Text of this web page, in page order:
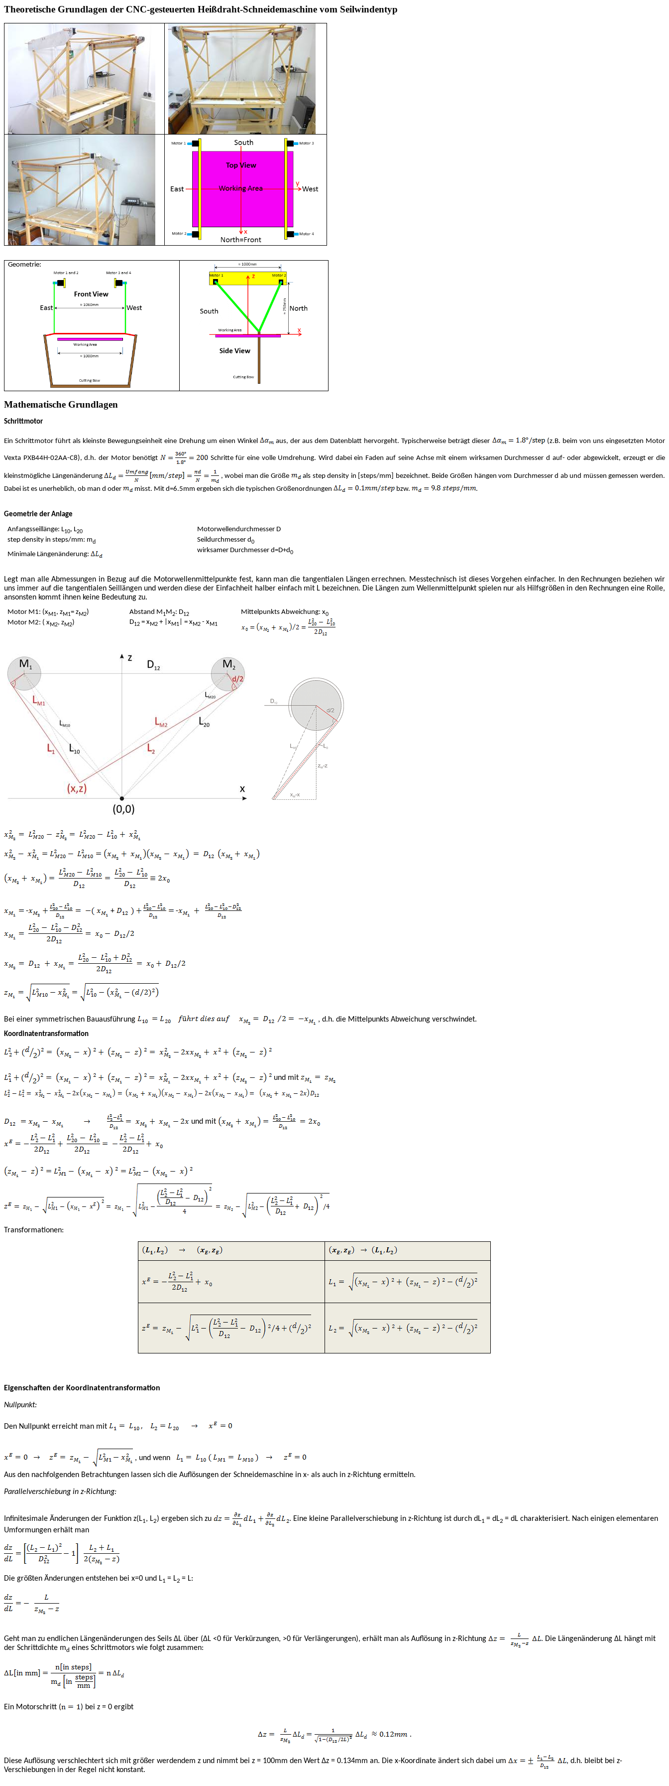
Theoretische Grundlagen der CNC-gesteuerten Heißdraht-Schneidemaschine vom Seilwindentyp
Geometrie:
Mathematische Grundlagen
Schrittmotor
Ein Schrittmotor führt als kleinste Bewegungseinheit eine Drehung um einen Winkel aus, der aus dem Datenblatt hervorgeht. Typischerweise beträgt dieser (z.B. beim von uns eingesetzten Motor
Vexta PXB44H-02AA-C8), d.h. der Motor benötigt Schritte für eine volle Umdrehung. Wird dabei ein Faden auf seine Achse mit einem wirksamen Durchmesser d auf- oder abgewickelt, erzeugt er die
kleinstmögliche Längenänderung , wobei man die Größe
als step density in [steps/mm] bezeichnet. Beide Größen hängen vom Durchmesser d ab und müssen gemessen werden.
Dabei ist es unerheblich, ob man d oder
misst. Mit d=6.5mm ergeben sich die typischen Größenordnungen bzw. .
Geometrie der Anlage
Anfangsseillänge: L10, L20
Motorwellendurchmesser D
step density in steps/mm: md Seildurchmesser d0
Minimale Längenänderung:
wirksamer Durchmesser d=D+d0
Legt man alle Abmessungen in Bezug auf die Motorwellenmittelpunkte fest, kann man die tangentialen Längen errechnen. Messtechnisch ist dieses Vorgehen einfacher. In den Rechnungen beziehen wir
uns immer auf die tangentialen Seillängen und werden diese der Einfachheit halber einfach mit L bezeichnen. Die Längen zum Wellenmittelpunkt spielen nur als Hilfsgrößen in den Rechnungen eine Rolle,
ansonsten kommt ihnen keine Bedeutung zu.
Motor M1: (x M1, zM1= zM2)
Motor M2: ( x M2, zM2)
Abstand M 1M2: D12 Mittelpunkts Abweichung: x0
D12 = x M2 + |x M1 | = x M2 - x M1
- + -
Bei einer symmetrischen Bauausführung , d.h. die Mittelpunkts Abweichung verschwindet.
Koordinatentransformation
und mit
und mit
Transformationen:
Eigenschaften der Koordinatentransformation
Nullpunkt:
Den Nullpunkt erreicht man mit
, und wenn
Aus den nachfolgenden Betrachtungen lassen sich die Auflösungen der Schneidemaschine in x- als auch in z-Richtung ermitteln.
Parallelverschiebung in z-Richtung:
Infinitesimale Änderungen der Funktion z(L1, L2) ergeben sich zu . Eine kleine Parallelverschiebung in z-Richtung ist durch dL1 = dL2 = dL charakterisiert. Nach einigen elementaren
Umformungen erhält man
Die größten Änderungen entstehen bei x=0 und L1 = L2 = L:
Geht man zu endlichen Längenänderungen des Seils ΔL über (ΔL <0 für Verkürzungen, >0 für Verlängerungen), erhält man als Auflösung in z-Richtung . Die Längenänderung ΔL hängt mit
der Schrittdichte md eines Schrittmotors wie folgt zusammen:
Ein Motorschritt ( ) bei z = 0 ergibt
.
Diese Auflösung verschlechtert sich mit größer werdendem z und nimmt bei z = 100mm den Wert Δz = 0.134mm an. Die x-Koordinate ändert sich dabei um
, d.h. bleibt bei z-
Verschiebungen in der Regel nicht konstant.